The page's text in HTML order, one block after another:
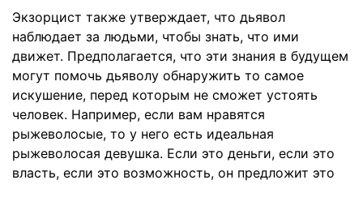
Экзорцист также утверждает, что дьявол
наблюдает за людьми, чтобы знать, что ими
движет. Предполагается, что эти знания в будущем
могут помочь дьяволу обнаружить то самое
искушение, перед которым не сможет устоять
человек. Например, если вам нравятся
рыжеволосые, то у него есть идеальная
рыжеволосая девушка. Если это деньги, если это
власть, если это возможность, он предложит это